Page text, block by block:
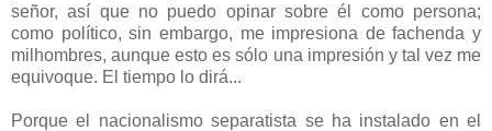
señor, así que no puedo opinar sobre él como persona;
como político, sin embargo, me impresiona de fachenda y
milhombres, aunque esto es sólo una impresión y tal vez me
equivoque. El tiempo lo dirá...
Porque el nacionalismo separatista se ha instalado en el